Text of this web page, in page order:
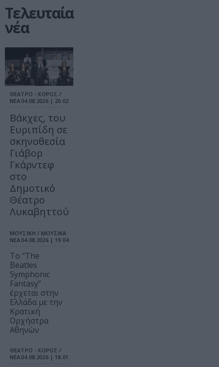
Τελευταία
νέα
ΘΕΑΤΡΟ - ΧΟΡΟΣ /
ΝΕΑ 04.08.2026 | 20.02
Βάκχες, του
Ευριπίδη σε
σκηνοθεσία
Γιάβορ
Γκάρντεφ
στο
Δημοτικό
Θέατρο
Λυκαβηττού
ΜΟΥΣΙΚΗ / ΜΟΥΣΙΚΑ
ΝΕΑ 04.08.2026 | 19.04
Το “The
Beatles
Symphonic
Fantasy”
έρχεται στην
Ελλάδα με την
Κρατική
Ορχήστρα
Αθηνών
ΘΕΑΤΡΟ - ΧΟΡΟΣ /
ΝΕΑ 04.08.2026 | 18.01